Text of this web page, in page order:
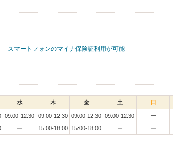
スマートフォンのマイナ保険証利用が可能
水 木 金 土 日
09:00-12:30 09:00-12:30 09:00-12:30 09:00-12:30 ー
ー 15:00-18:00 15:00-18:00 ー ー